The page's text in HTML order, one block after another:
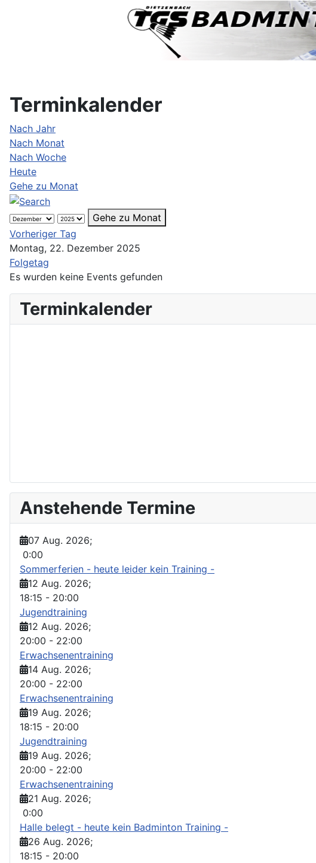
Terminkalender
Nach Jahr
Nach Monat
Nach Woche
Heute
Gehe zu Monat
Gehe zu Monat
Vorheriger Tag
Montag, 22. Dezember 2025
Folgetag
Es wurden keine Events gefunden
Terminkalender
Anstehende Termine
07 Aug. 2026;
0:00
Sommerferien - heute leider kein Training -
12 Aug. 2026;
18:15 - 20:00
Jugendtraining
12 Aug. 2026;
20:00 - 22:00
Erwachsenentraining
14 Aug. 2026;
20:00 - 22:00
Erwachsenentraining
19 Aug. 2026;
18:15 - 20:00
Jugendtraining
19 Aug. 2026;
20:00 - 22:00
Erwachsenentraining
21 Aug. 2026;
0:00
Halle belegt - heute kein Badminton Training -
26 Aug. 2026;
18:15 - 20:00